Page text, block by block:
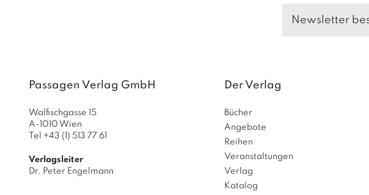
Passagen Verlag GmbH
Walfischgasse 15
A-1010 Wien
Tel +43 (1) 513 77 61
Verlagsleiter
Dr. Peter Engelmann
Der Verlag
Bücher
Angebote
Reihen
Veranstaltungen
Verlag
Katalog